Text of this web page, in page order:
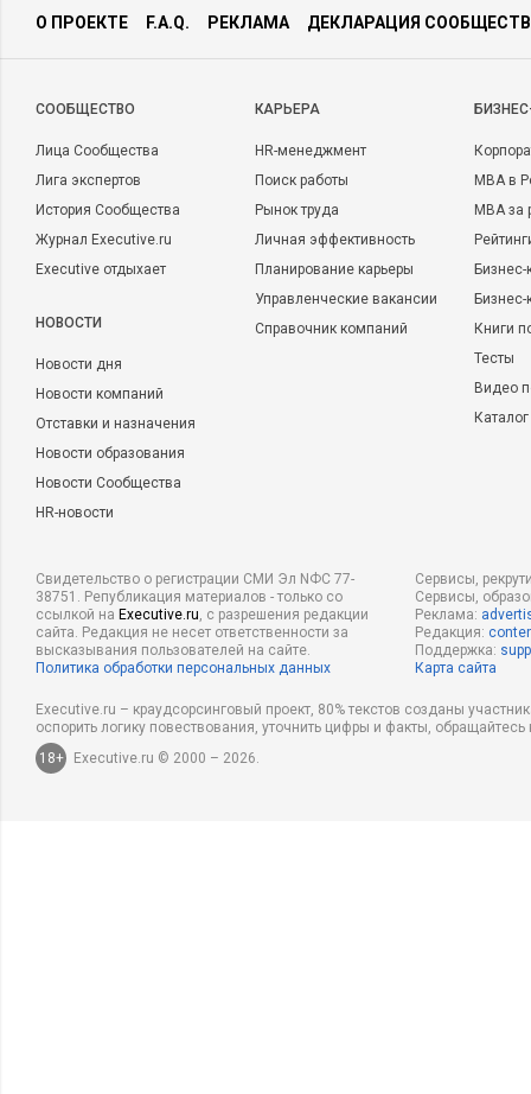
О ПРОЕКТЕ F.A.Q. РЕКЛАМА ДЕКЛАРАЦИЯ
CООБЩЕСТВО
Лица Сообщества
Лига экспертов
История Сообщества
Журнал Executive.ru
Executive отдыхает
НОВОСТИ
Новости дня
Новости компаний
Отставки и назначения
Новости образования
Новости Сообщества
HR-новости
КАРЬЕРА
HR-менеджмент
Поиск работы
Рынок труда
Личная эффективность
Планирование карьеры
Управленческие вакансии
Справочник компаний
MBA в
MBA
Бизнес-
Книги
Тесты
Видео
Свидетельство о регистрации СМИ Эл NФС 77-
38751. Републикация материалов - только со
ссылкой на Executive.ru, с разрешения редакции
сайта. Редакция не несет ответственности за
высказывания пользователей на сайте.
Политика обработки персональных данных
Сервисы,
Сервисы,
Реклама:
Редакция:
Поддержка:
Карта сайта
Executive.ru – краудсорсинговый проект, 80% текстов созданы
оспорить логику повествования, уточнить цифры и факты,
18+
Executive.ru © 2000 – 2026.